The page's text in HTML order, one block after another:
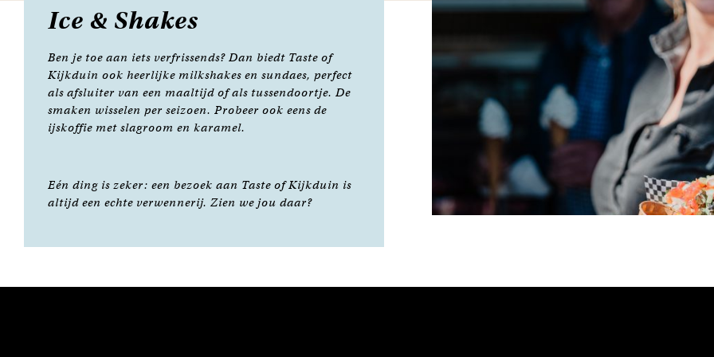
Ice & Shakes
Ben je toe aan iets verfrissends? Dan biedt Taste of
Kijkduin ook heerlijke milkshakes en sundaes, perfect
als afsluiter van een maaltijd of als tussendoortje. De
smaken wisselen per seizoen. Probeer ook eens de
ijskoffie met slagroom en karamel.
Eén ding is zeker: een bezoek aan Taste of Kijkduin is
altijd een echte verwennerij. Zien we jou daar?